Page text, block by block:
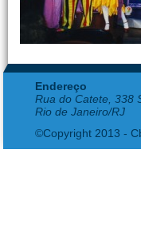
Endereço
Rua do Catete, 338
Rio de Janeiro/RJ
©Copyright 2013 -